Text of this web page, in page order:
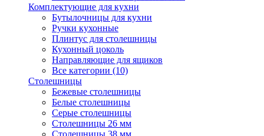
Комплектующие для кухни
Бутылочницы для кухни
Ручки кухонные
Плинтус для столешницы
Кухонный цоколь
Направляющие для ящиков
Все категории (10)
Столешницы
Бежевые столешницы
Белые столешницы
Серые столешницы
Столешницы 26 мм
Столешницы 38 мм